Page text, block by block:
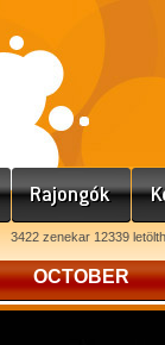
3422 zenekar 12339
OCTOBER